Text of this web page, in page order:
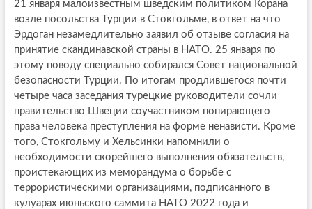
21 января малоизвестным шведским политиком Корана
возле посольства Турции в Стокгольме, в ответ на что
Эрдоган незамедлительно заявил об отзыве согласия на
принятие скандинавской страны в НАТО. 25 января по
этому поводу специально собирался Совет национальной
безопасности Турции. По итогам продлившегося почти
четыре часа заседания турецкие руководители сочли
правительство Швеции соучастником попирающего
права человека преступления на форме ненависти. Кроме
того, Стокгольму и Хельсинки напомнили о
необходимости скорейшего выполнения обязательств,
проистекающих из меморандума о борьбе с
террористическими организациями, подписанного в
кулуарах июньского саммита НАТО 2022 года и